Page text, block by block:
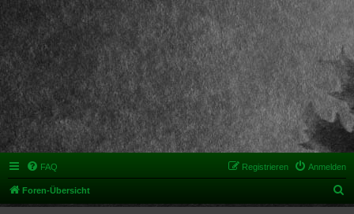
FAQ Anmelden
Registrieren
Foren-Übersicht
u